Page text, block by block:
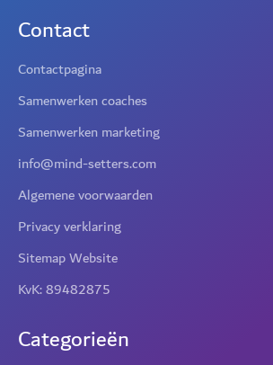
Contact
Contactpagina
Samenwerken coaches
Samenwerken marketing
info@mind-setters.com
Algemene voorwaarden
Privacy verklaring
Sitemap Website
KvK: 89482875
Categorieën